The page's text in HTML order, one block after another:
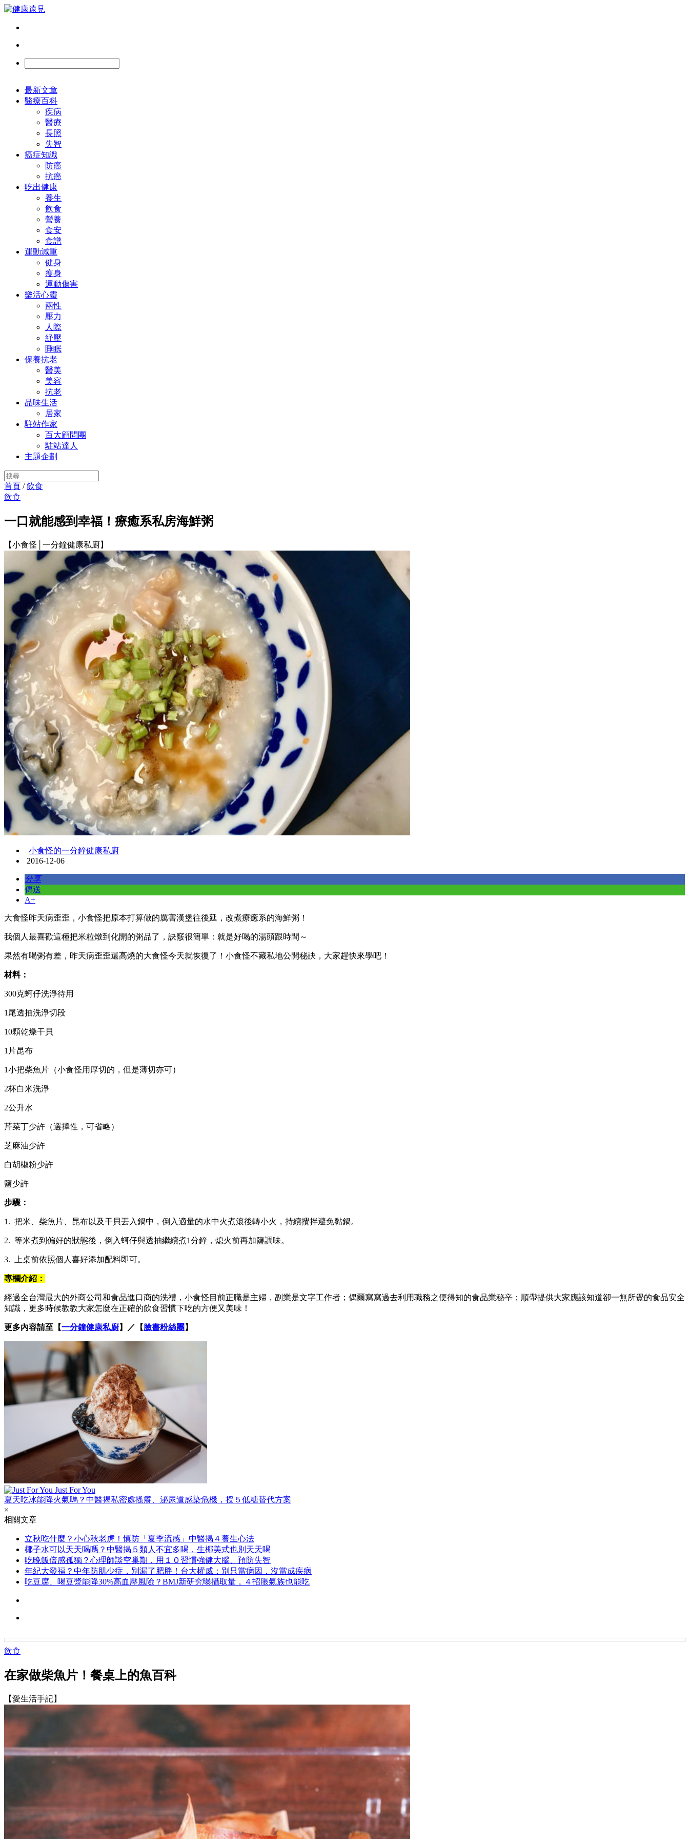
最新文章
醫療百科
疾病
醫療
長照
失智
癌症知識
防癌
抗癌
吃出健康
養生
飲食
營養
食安
食譜
運動減重
健身
瘦身
運動傷害
樂活心靈
兩性
壓力
人際
紓壓
睡眠
保養抗老
醫美
美容
抗老
品味生活
居家
駐站作家
百大顧問團
駐站達人
主題企劃
首頁 /飲食
飲食
一口就能感到幸福！療癒系私房海鮮粥
【小食怪│一分鐘健康私廚】
小食怪的一分鐘健康私廚
2016-12-06
分享
傳送
A+
大食怪昨天病歪歪，小食怪把原本打算做的厲害漢堡往後延，改煮療癒系的海鮮粥！
我個人最喜歡這種把米粒燉到化開的粥品了，訣竅很簡單：就是好喝的湯頭跟時間～
果然有喝粥有差，昨天病歪歪還高燒的大食怪今天就恢復了！小食怪不藏私地公開秘訣，大家趕快來學吧！
材料：
300克蚵仔洗淨待用
1尾透抽洗淨切段
10顆乾燥干貝
1片昆布
1小把柴魚片（小食怪用厚切的，但是薄切亦可）
2杯白米洗淨
2公升水
芹菜丁少許（選擇性，可省略）
芝麻油少許
白胡椒粉少許
鹽少許
步驟：
1. 把米、柴魚片、昆布以及干貝丟入鍋中，倒入適量的水中火煮滾後轉小火，持續攪拌避免黏鍋。
2. 等米煮到偏好的狀態後，倒入蚵仔與透抽繼續煮1分鐘，熄火前再加鹽調味。
3. 上桌前依照個人喜好添加配料即可。
專欄介紹：
經過全台灣最大的外商公司和食品進口商的洗禮，小食怪目前正職是主婦，副業是文字工作者；偶爾寫寫過去利用職務之便得知的食品業秘辛；順帶提供大家應該知道卻一無所覺的食品安全
知識，更多時候教教大家怎麼在正確的飲食習慣下吃的方便又美味！
更多內容請至【一分鐘健康私廚】／【臉書粉絲團 】
Just For You
夏天吃冰能降火氣嗎？中醫揭私密處搔癢、泌尿道感染危機，授５低糖替代方案
×
相關文章
立秋吃什麼？小心秋老虎！慎防「夏季流感」中醫揭４養生心法
椰子水可以天天喝嗎？中醫揭５類人不宜多喝，生椰美式也別天天喝
吃晚飯倍感孤獨？心理師談空巢期，用１０習慣強健大腦、預防失智
年紀大發福？中年防肌少症，別漏了肥胖！台大權威：別只當病因，沒當成疾病
吃豆腐、喝豆漿能降30%高血壓風險？BMJ新研究曝攝取量，４招脹氣族也能吃
飲食
在家做柴魚片！餐桌上的魚百科
【愛生活手記】